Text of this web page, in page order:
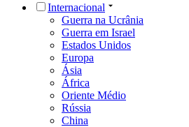
Internacional
Guerra na Ucrânia
Guerra em Israel
Estados Unidos
Europa
Ásia
África
Oriente Médio
Rússia
China